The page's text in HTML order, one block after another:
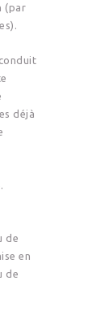
(par
déjà
de
en
de